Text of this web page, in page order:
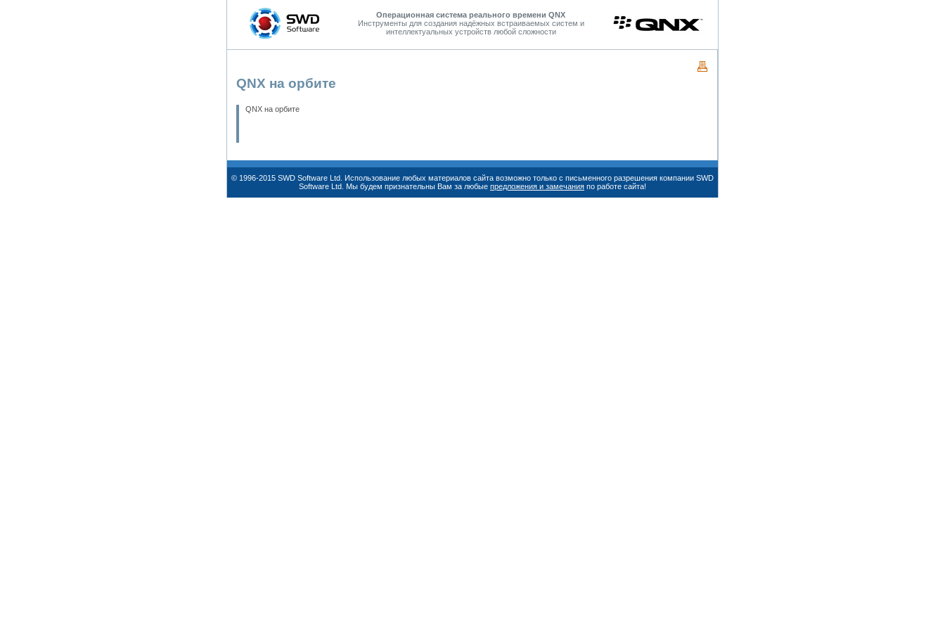
Операционная система реального времени QNX
Инструменты для создания надёжных встраиваемых систем и
интеллектуальных устройств любой сложности
QNX на орбите
QNX на орбите
© 1996-2015 SWD Software Ltd. Использование любых материалов сайта возможно только с письменного разрешения компании SWD
Software Ltd. Мы будем признательны Вам за любые предложения и замечания по работе сайта!